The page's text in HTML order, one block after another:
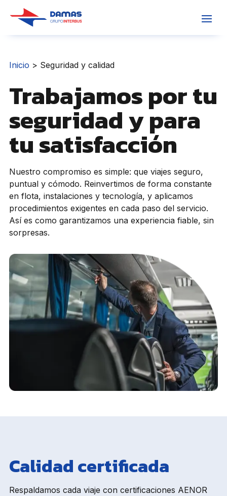
Inicio > Seguridad y calidad
Trabajamos por tu
seguridad y para
tu satisfacción
Nuestro compromiso es simple: que viajes seguro,
puntual y cómodo. Reinvertimos de forma constante
en flota, instalaciones y tecnología, y aplicamos
procedimientos exigentes en cada paso del servicio.
Así es como garantizamos una experiencia fiable, sin
sorpresas.
Calidad certificada
Respaldamos cada viaje con certificaciones AENOR